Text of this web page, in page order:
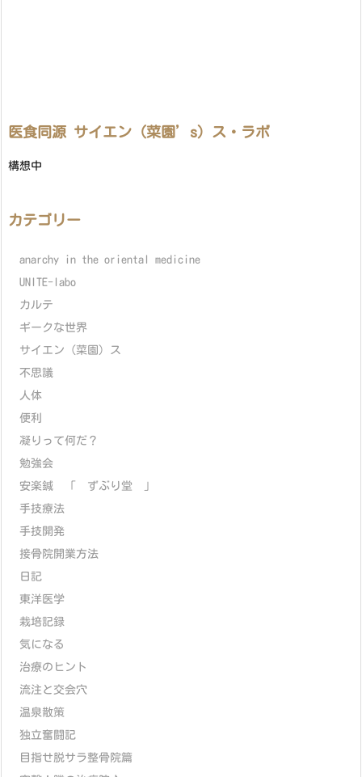
医食同源 サイエン（菜園’s）ス・ラボ
構想中
カテゴリー
anarchy in the oriental medicine
UNITE-labo
カルテ
ギークな世界
サイエン（菜園）ス
不思議
人体
便利
凝りって何だ？
勉強会
安楽鍼 「 ずぶり堂 」
手技療法
手技開発
接骨院開業方法
日記
東洋医学
栽培記録
気になる
治療のヒント
流注と交会穴
温泉散策
独立奮闘記
目指せ脱サラ整骨院篇